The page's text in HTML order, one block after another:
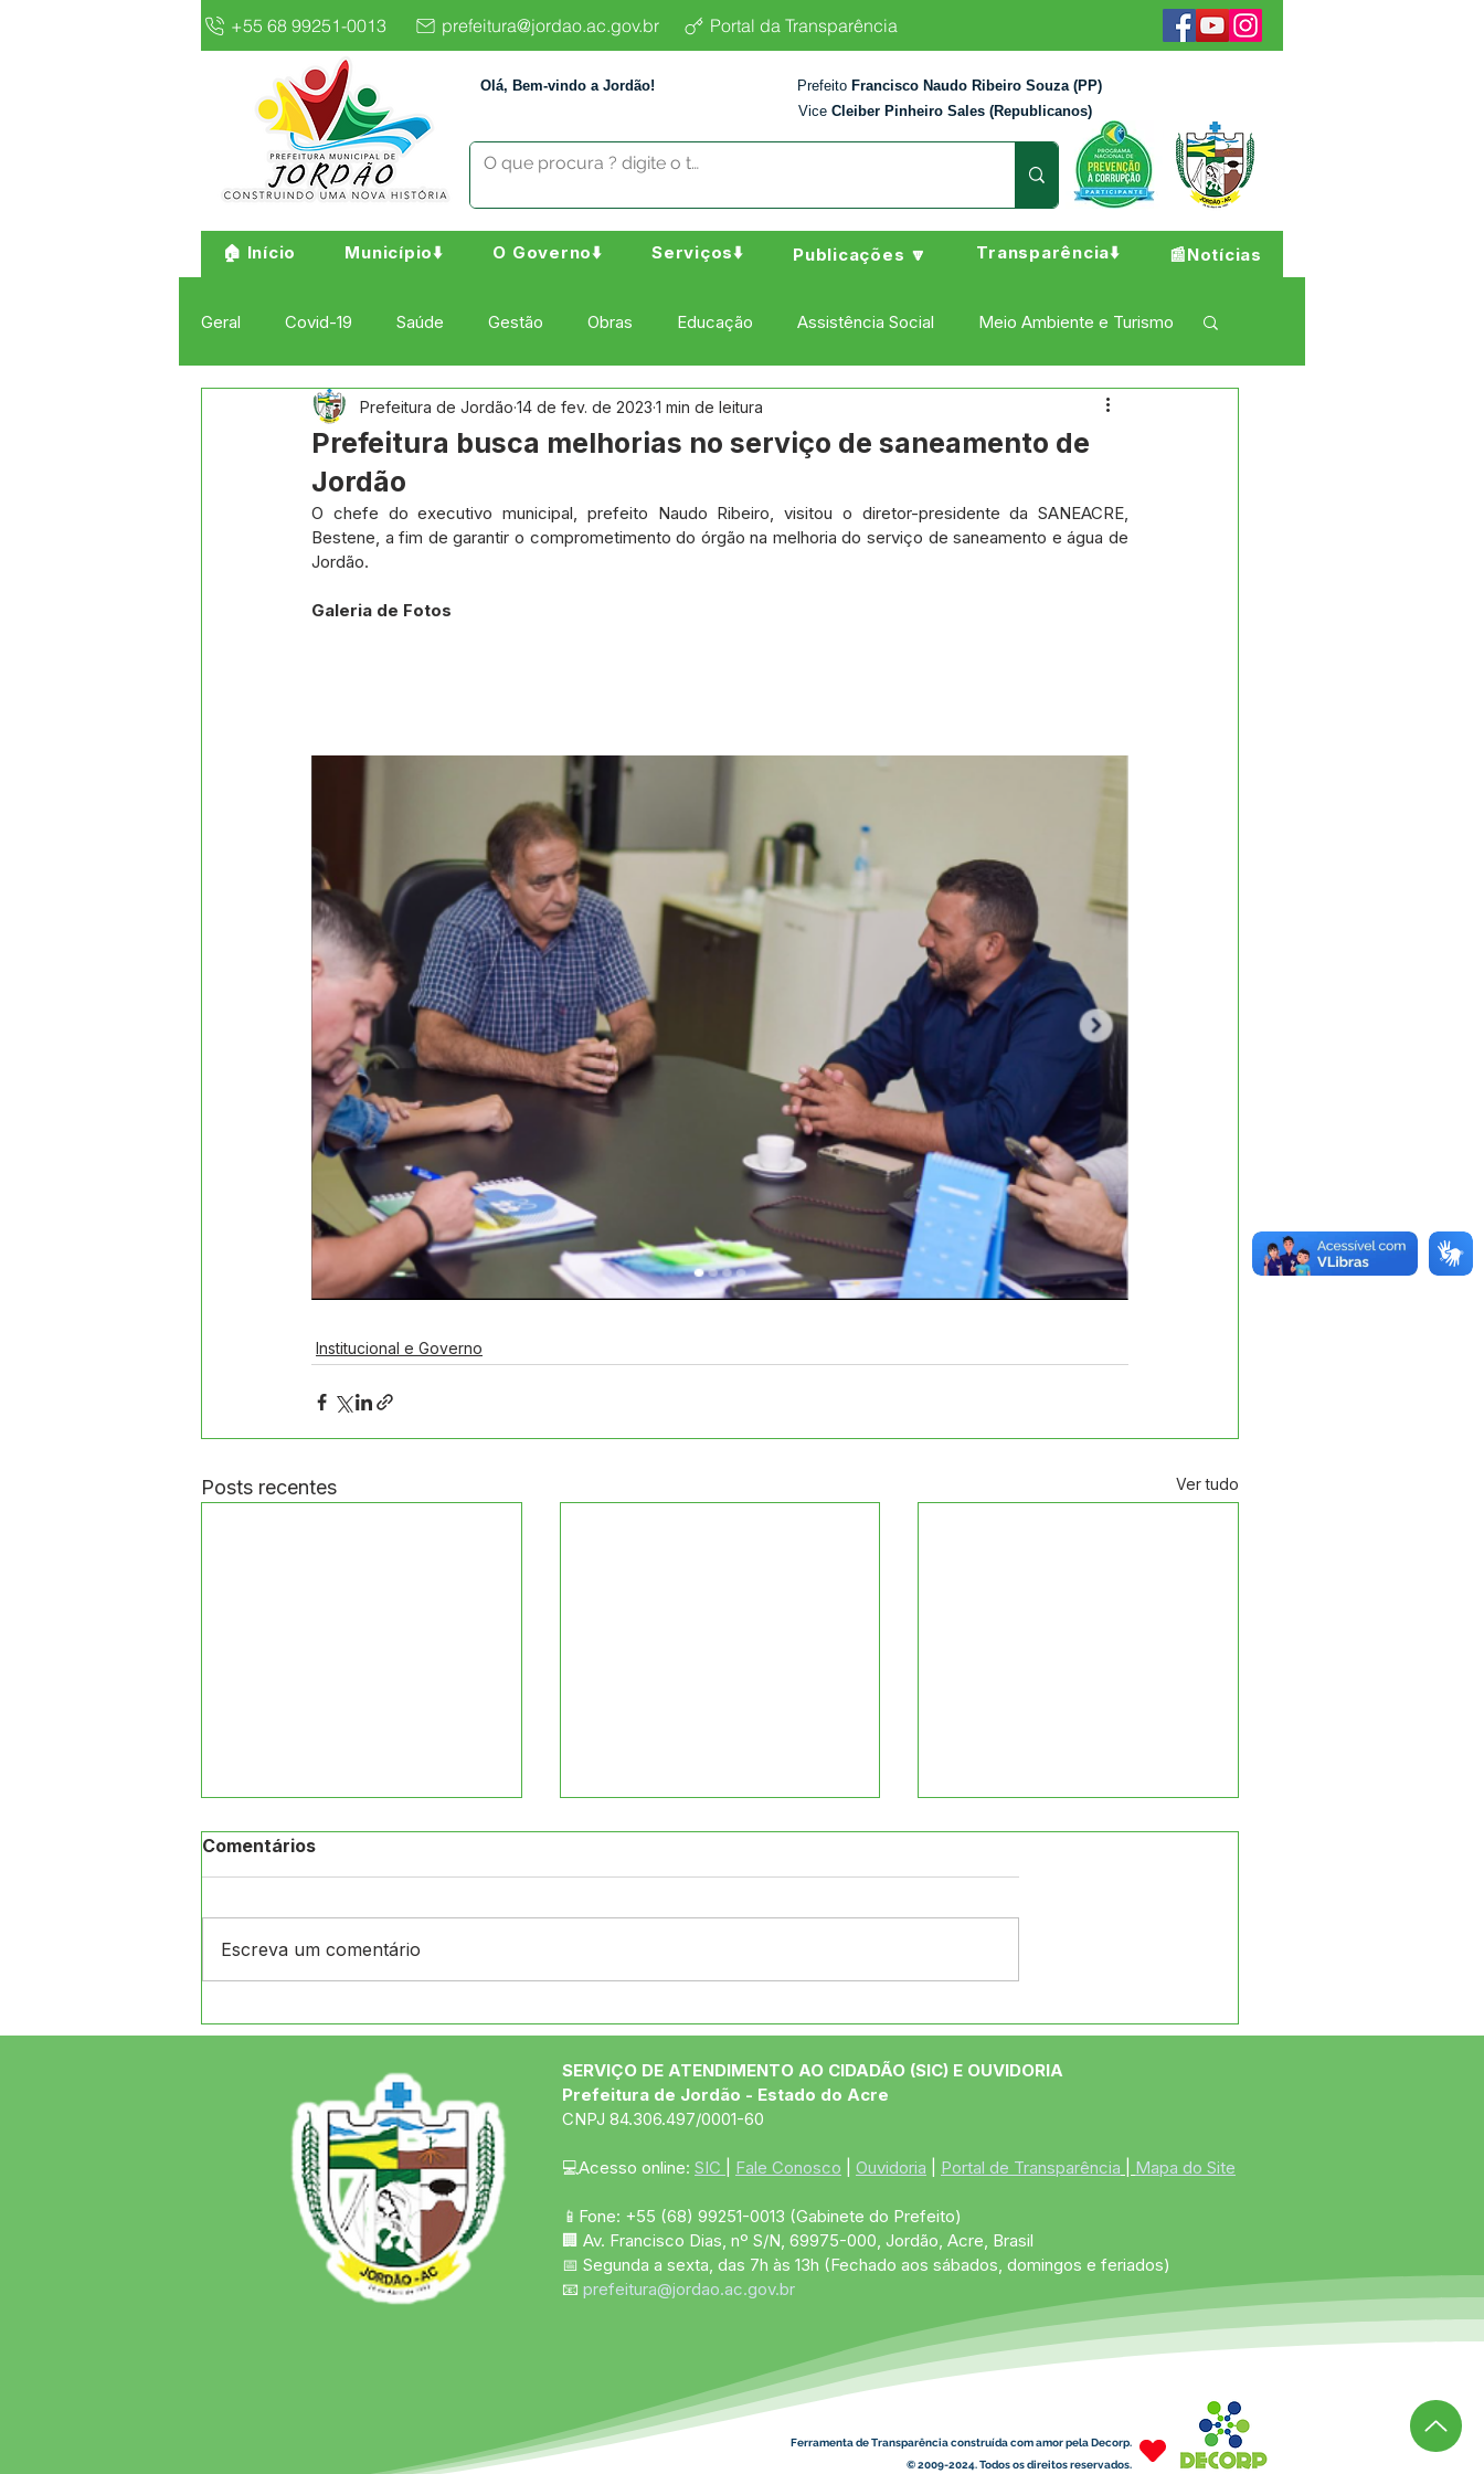
+55 68 99251-0013 prefeitura@jordao.ac.gov.br Portal da Transparência
Olá, Bem-vindo a Jordão! Prefeito Francisco Naudo Ribeiro Souza (PP)
Vice Cleiber Pinheiro Sales (Republicanos)
🏠 Início Município⬇️ O Governo⬇️ Serviços⬇️ Publicações 🔽 Transparência⬇️ 📰Notícias
Geral Covid-19 Saúde Gestão Obras Educação Assistência Social Meio Ambiente e Turismo
Institucional e Governo Cultura Esporte e Lazer Administração e Finanças Campanhas
Datas Comemorativas
Prefeitura busca melhorias no serviço de saneamento de
Jordão
Prefeitura de Jordão 14 de fev. de 2023 1 min de leitura
O chefe do executivo municipal, prefeito Naudo Ribeiro, visitou o diretor-presidente da SANEACRE,
Bestene, a fim de garantir o comprometimento do órgão na melhoria do serviço de saneamento e água de
Jordão.
Galeria de Fotos
Institucional e Governo
Posts recentes Ver tudo
Secretaria de Assistência
Aldeia Arco-Íris, levando
orientações, atividades e
atendimento às famílias
indígenas.
origens e celebra o talento
da juventude jordãoense
entrega roçadeiras na
Aldeia Boa Vista
Comentários
Escreva um comentário
SERVIÇO DE ATENDIMENTO AO CIDADÃO (SIC) E OUVIDORIA
Prefeitura de Jordão - Estado do Acre
CNPJ 84.306.497/0001-60
💻Acesso online: SIC Fale Conosco Ouvidoria Portal de Transparência Mapa do Site
📱Fone: +55 (68) 99251-0013 (Gabinete do Prefeito)
🏢 Av. Francisco Dias, nº S/N, 69975-000, Jordão, Acre, Brasil
📅 Segunda a sexta, das 7h às 13h (Fechado aos sábados, domingos e feriados)
📧 prefeitura@jordao.ac.gov.br
Ferramenta de Transparência construída com amor pela Decorp.
© 2009-2024. Todos os direitos reservados.